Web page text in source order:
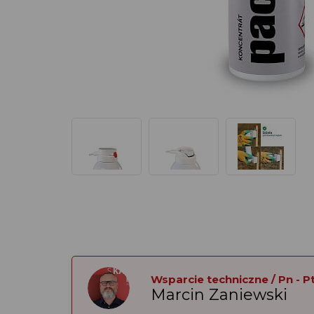
Wsparcie techniczne / Pn -
Marcin Zaniewski